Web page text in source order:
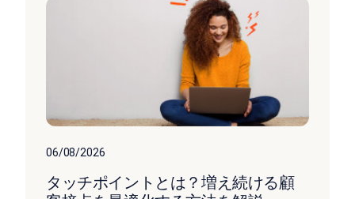
06/08/2026
タッチポイントとは？増え続ける顧